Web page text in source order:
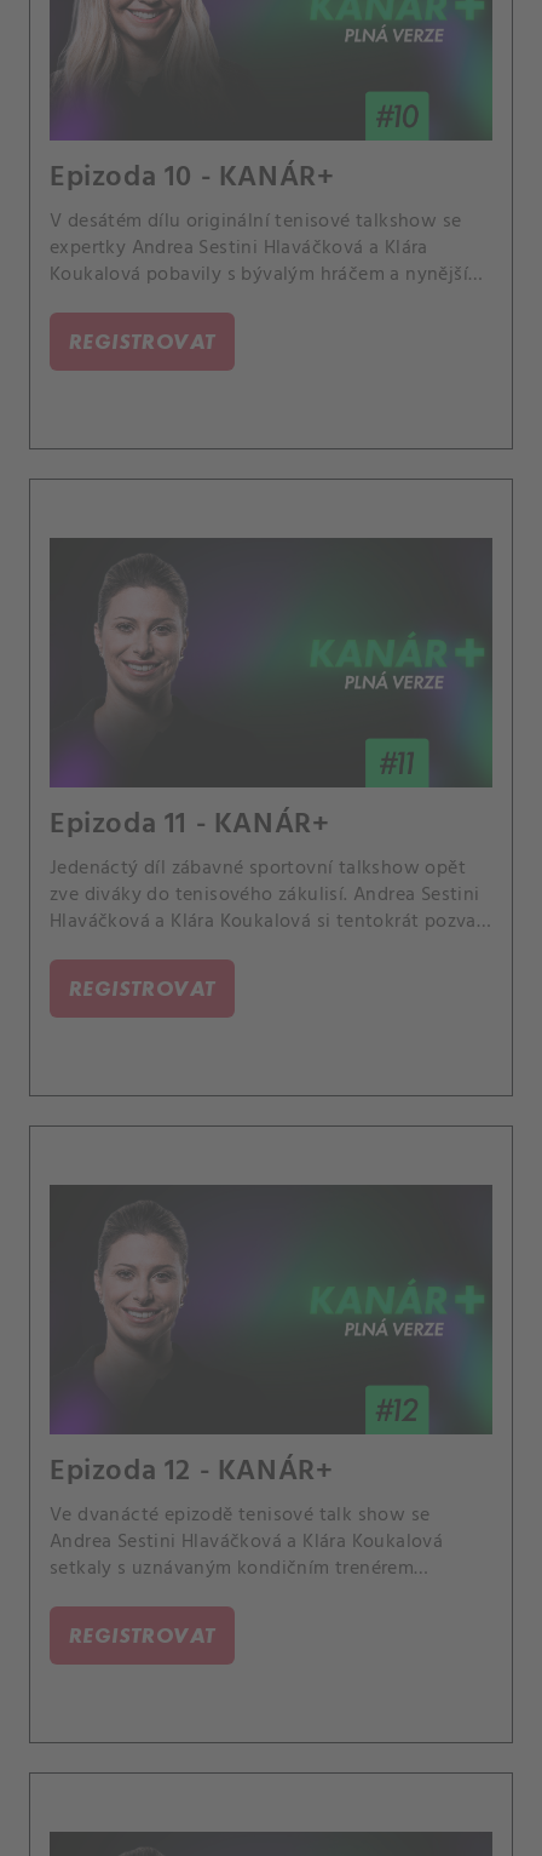
Epizoda 10 - KANÁR+
V desátém dílu originální tenisové talkshow se
expertky Andrea Sestini Hlaváčková a Klára
Koukalová pobavily s bývalým hráčem a nynějším
pestré zkušenosti z trénování Markéty
Vondroušové a dalších současných tenistek.
REGISTROVAT
Epizoda 11 - KANÁR+
Jedenáctý díl zábavné sportovní talkshow opět
zve diváky do tenisového zákulisí. Andrea Sestini
Hlaváčková a Klára Koukalová si tentokrát pozvaly
mládežnickou reprezentantku a kamarádku Lindy
Noskové, kterou občas provází po WTA Tour.
REGISTROVAT
Epizoda 12 - KANÁR+
Ve dvanácté epizodě tenisové talk show se
Andrea Sestini Hlaváčková a Klára Koukalová
setkaly s uznávaným kondičním trenérem
Muchové, dopingovou aféru Markéty
Vondroušové nebo vzpomínky na Vydrovy slavné
klienty Petru Kvitovou a Tomáše Berdycha.
REGISTROVAT